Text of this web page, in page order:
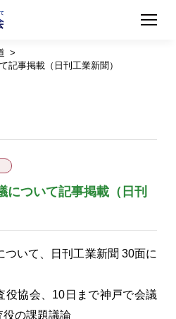
記事掲載（日刊工業新聞）
について記事掲載（日刊
いて、日刊工業新聞 30面に
協会、10日まで神戸で会議
役の課題議論